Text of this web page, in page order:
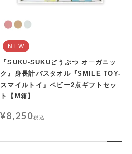
NEW
『SUKU-SUKUどうぶつ オーガニッ
ク』身長計バスタオル『SMILE TOY-
スマイルトイ』ベビー2点ギフトセッ
ト【M箱】
¥8,250税込